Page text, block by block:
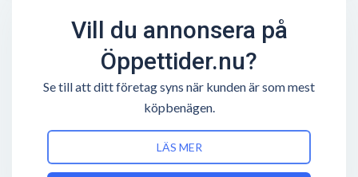
Vill du annonsera på
Öppettider.nu?
Se till att ditt företag syns när kunden är som mest
köpbenägen.
LÄS MER